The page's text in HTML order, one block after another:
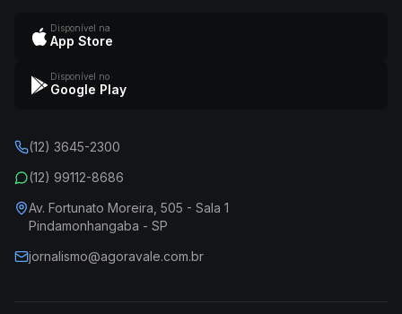
Disponível na
App Store
Disponível no
Google Play
(12) 3645-2300
(12) 99112-8686
Av. Fortunato Moreira, 505 - Sala 1
Pindamonhangaba - SP
jornalismo@agoravale.com.br